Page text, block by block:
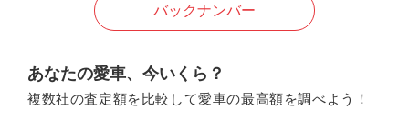
バックナンバー
あなたの愛車、今いくら？
複数社の査定額を比較して愛車の最高額を調べよう！